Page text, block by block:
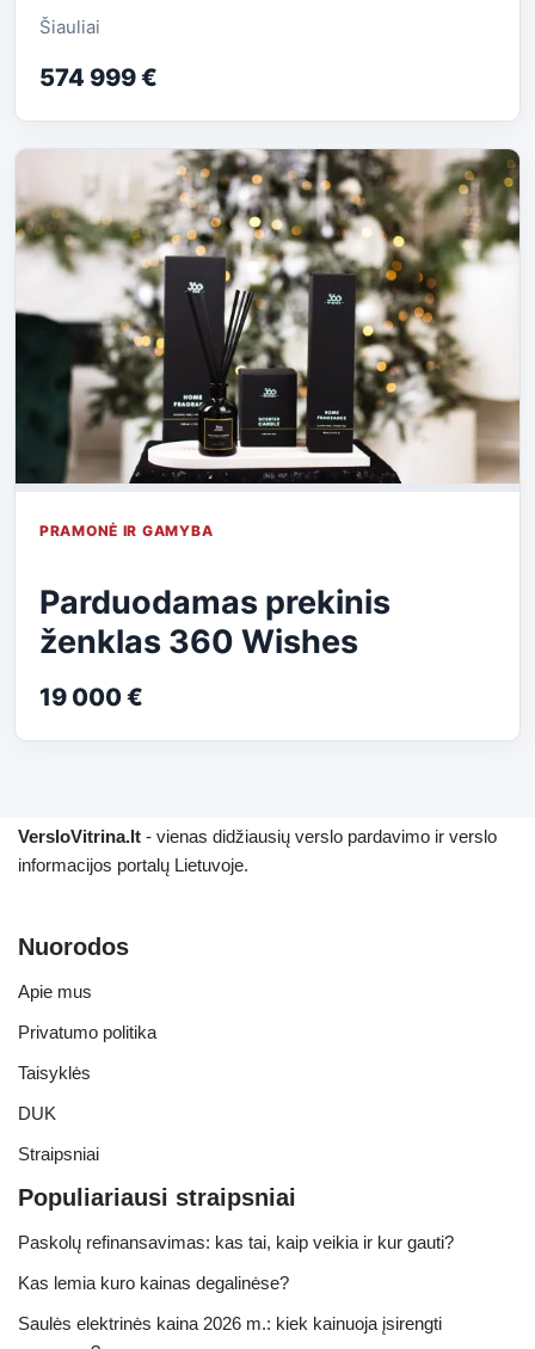
Šiauliai
574 999 €
PRAMONĖ IR GAMYBA
Parduodamas prekinis
ženklas 360 Wishes
19 000 €
VersloVitrina.lt - vienas didžiausių verslo pardavimo ir verslo
informacijos portalų Lietuvoje.
Nuorodos
Apie mus
Privatumo politika
Taisyklės
DUK
Straipsniai
Populiariausi straipsniai
Paskolų refinansavimas: kas tai, kaip veikia ir kur gauti?
Kas lemia kuro kainas degalinėse?
Saulės elektrinės kaina 2026 m.: kiek kainuoja įsirengti